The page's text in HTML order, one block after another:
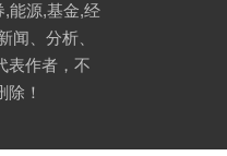
,能源,基金,经
闻、分析、
表作者，不
！